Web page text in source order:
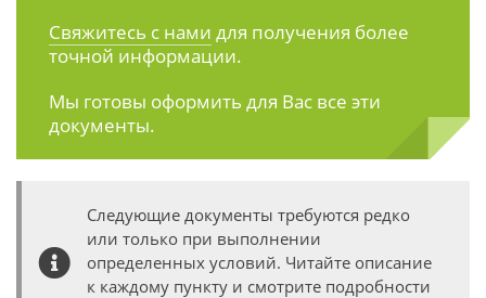
Свяжитесь с нами для получения более
точной информации.
Мы готовы оформить для Вас все эти
документы.
Следующие документы требуются редко
или только при выполнении
определенных условий. Читайте описание
к каждому пункту и смотрите подробности